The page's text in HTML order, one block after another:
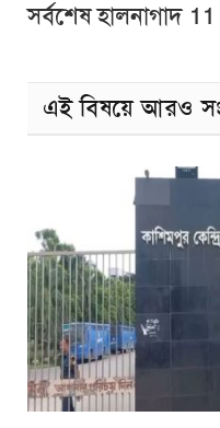
সর্বশেষ হালনাগাদ
এই বিষয়ে আরও